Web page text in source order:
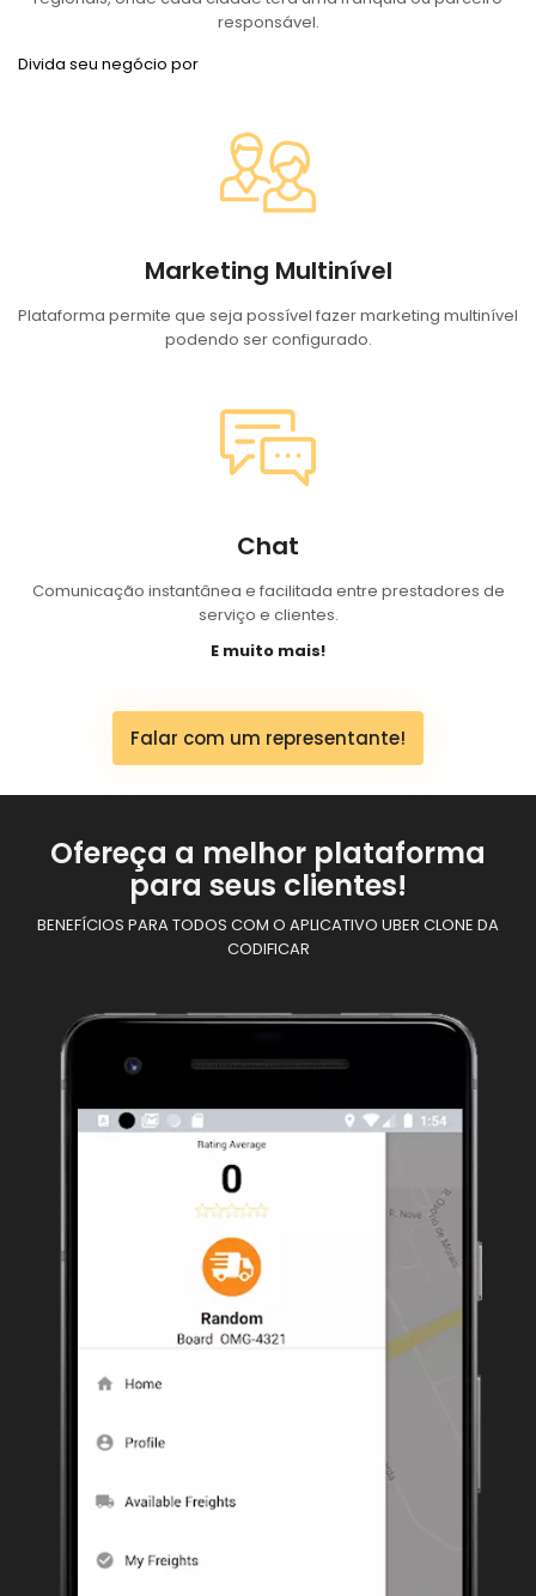
responsável.
Divida seu negócio por
Marketing Multinível
Plataforma permite que seja possível fazer marketing multinível
podendo ser configurado.
Chat
Comunicação instantânea e facilitada entre prestadores de
serviço e clientes.
E muito mais!
Falar com um representante!
Ofereça a melhor plataforma
para seus clientes!
BENEFÍCIOS PARA TODOS COM O APLICATIVO UBER CLONE DA
CODIFICAR